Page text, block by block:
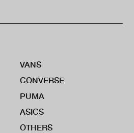
VANS
CONVERSE
PUMA
ASICS
OTHERS